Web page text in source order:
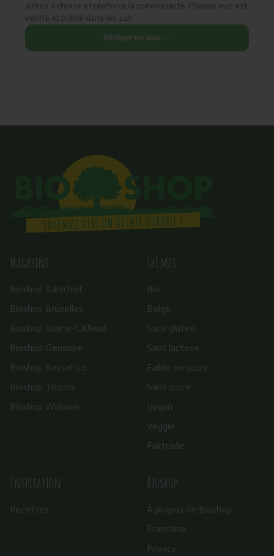
autres à choisir et renforce la communauté. Chaque avis est
vérifié et publié dans les 24h.
Rédiger un avis →
Magasins
Bioshop Aarschot
Bioshop Bruxelles
Bioshop Braine-L’Alleud
Bioshop Genappe
Bioshop Kessel-Lo
Bioshop Tournai
Bioshop Woluwe
Thèmes
Bio
Belge
Sans gluten
Sans lactose
Faible en sucre
Sans sucre
Vegan
Veggie
Fairtrade
Inspiration
Recettes
Bioshop
À propos de Bioshop
Franchise
Privacy